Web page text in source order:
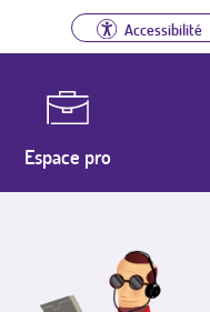
Accessibilité
Espace pro